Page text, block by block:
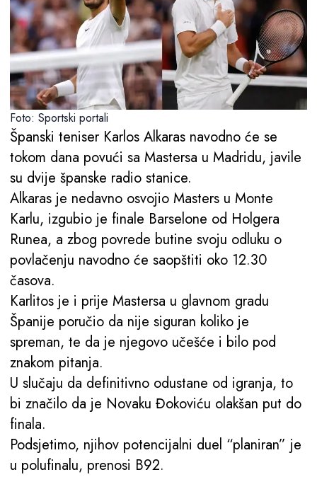
Foto: Sportski portali
Španski teniser Karlos Alkaras navodno će se
tokom dana povući sa Mastersa u Madridu, javile
su dvije španske radio stanice.
Alkaras je nedavno osvojio Masters u Monte
Karlu, izgubio je finale Barselone od Holgera
Runea, a zbog povrede butine svoju odluku o
povlačenju navodno će saopštiti oko 12.30
časova.
Karlitos je i prije Mastersa u glavnom gradu
Španije poručio da nije siguran koliko je
spreman, te da je njegovo učešće i bilo pod
znakom pitanja.
U slučaju da definitivno odustane od igranja, to
bi značilo da je Novaku Đokoviću olakšan put do
finala.
Podsjetimo, njihov potencijalni duel “planiran” je
u polufinalu, prenosi B92.